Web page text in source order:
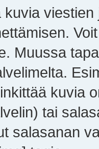
Muussa
kuvia
tai
salasanan